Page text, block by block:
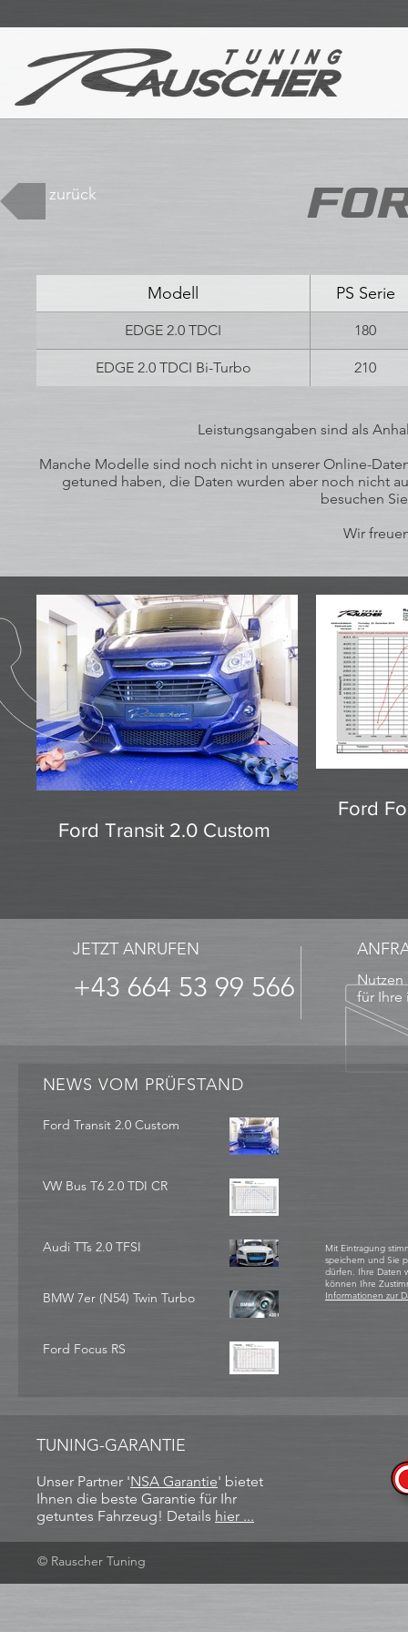
Modell PS Serie
EDGE 2.0 TDCI 180
EDGE 2.0 TDCI Bi-Turbo 210
Leistungsangaben sind als
Manche Modelle sind noch nicht in unserer Online-
getuned haben, die Daten wurden aber noch nicht
besuchen
Wir
zurück
Ford Transit 2.0 Custom
Ford
JETZT ANRUFEN
+43 664 53 99 566
Nutzen
für
NEWS VOM PRÜFSTAND
Ford Transit 2.0 Custom
VW Bus T6 2.0 TDI CR
Audi TTs 2.0 TFSI
BMW 7er (N54) Twin Turbo
Ford Focus RS
Mit Eintragung
speichern und Sie
dürfen. Ihre Daten
können Ihre
Informationen zur
TUNING-GARANTIE
Unser Partner 'NSA Garantie​' bietet
Ihnen die beste Garantie für Ihr
getuntes Fahrzeug! Details hier ...
© Rauscher Tuning